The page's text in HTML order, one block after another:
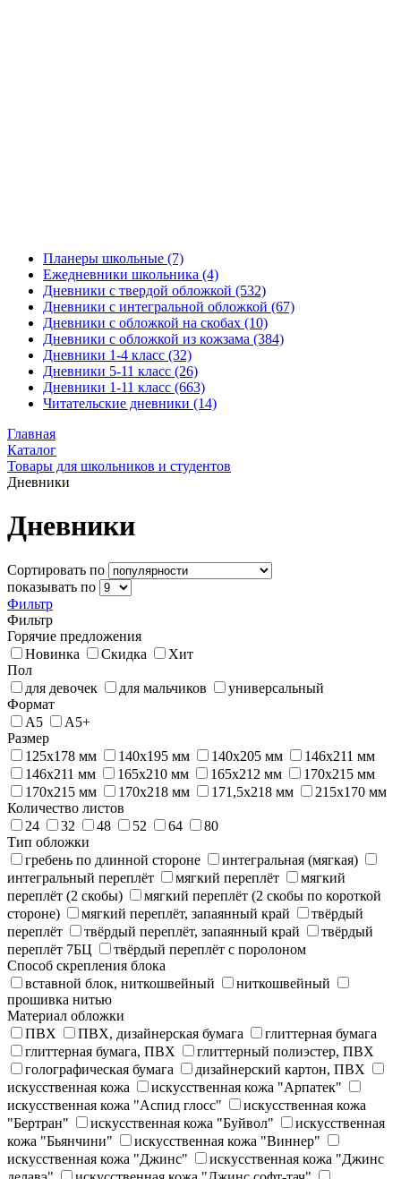
Планеры школьные (7)
Ежедневники школьника (4)
Дневники с твердой обложкой (532)
Дневники с интегральной обложкой (67)
Дневники с обложкой на скобах (10)
Дневники с обложкой из кожзама (384)
Дневники 1-4 класс (32)
Дневники 5-11 класс (26)
Дневники 1-11 класс (663)
Читательские дневники (14)
Главная
Каталог
Товары для школьников и студентов
Дневники
Дневники
Сортировать по
показывать по
Фильтр
Фильтр
Горячие предложения
Новинка
Скидка
Хит
Пол
для девочек
для мальчиков
универсальный
Формат
А5
А5+
Размер
125x178 мм
140х195 мм 140х205 мм
146x211 мм
146х211 мм
165х210 мм 165х212 мм
170x215 мм
170х215 мм
170х218 мм 171,5x218 мм
215х170 мм
Количество листов
24
32 48 52 64
80
Тип обложки
гребень по длинной стороне
интегральная (мягкая)
интегральный переплёт
мягкий переплёт
мягкий
переплёт (2 скобы)
мягкий переплёт (2 скобы по короткой
стороне)
мягкий переплёт, запаянный край
твёрдый
переплёт
твёрдый переплёт, запаянный край
твёрдый
переплёт 7БЦ
твёрдый переплёт с поролоном
Способ скрепления блока
вставной блок, ниткошвейный
ниткошвейный
прошивка нитью
Материал обложки
ПВХ
ПВХ, дизайнерская бумага
глиттерная бумага
глиттерная бумага, ПВХ
глиттерный полиэстер, ПВХ
голографическая бумага
дизайнерский картон, ПВХ
искусственная кожа
искусственная кожа "Арпатек"
искусственная кожа "Аспид глосс"
искусственная кожа
"Бертран"
искусственная кожа "Буйвол"
искусственная
кожа "Бьянчини"
искусственная кожа "Виннер"
искусственная кожа "Джинс"
искусственная кожа "Джинс